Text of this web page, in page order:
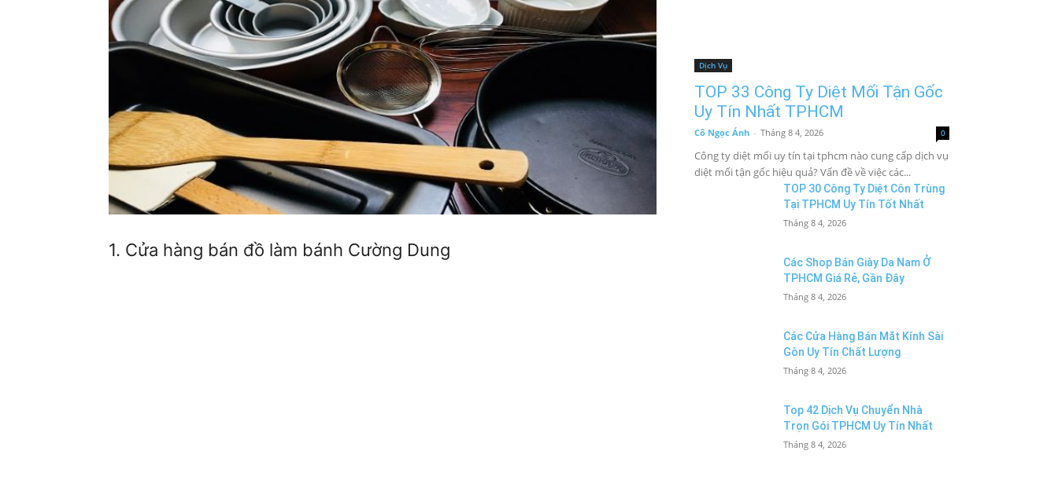
1. Cửa hàng bán đồ làm bánh Cường Dung
Dịch Vụ
TOP 33 Công Ty Diệt Mối Tận Gốc
Uy Tín Nhất TPHCM
Cô Ngọc Ánh - Tháng 8 4, 2026 0
Công ty diệt mối uy tín tại tphcm nào cung cấp dịch vụ
diệt mối tận gốc hiệu quả? Vấn đề về việc các...
TOP 30 Công Ty Diệt Côn Trùng
Tại TPHCM Uy Tín Tốt Nhất
Tháng 8 4, 2026
Các Shop Bán Giày Da Nam Ở
TPHCM Giá Rẻ, Gần Đây
Tháng 8 4, 2026
Các Cửa Hàng Bán Mắt Kính Sài
Gòn Uy Tín Chất Lượng
Tháng 8 4, 2026
Top 42 Dịch Vụ Chuyển Nhà
Trọn Gói TPHCM Uy Tín Nhất
Tháng 8 4, 2026